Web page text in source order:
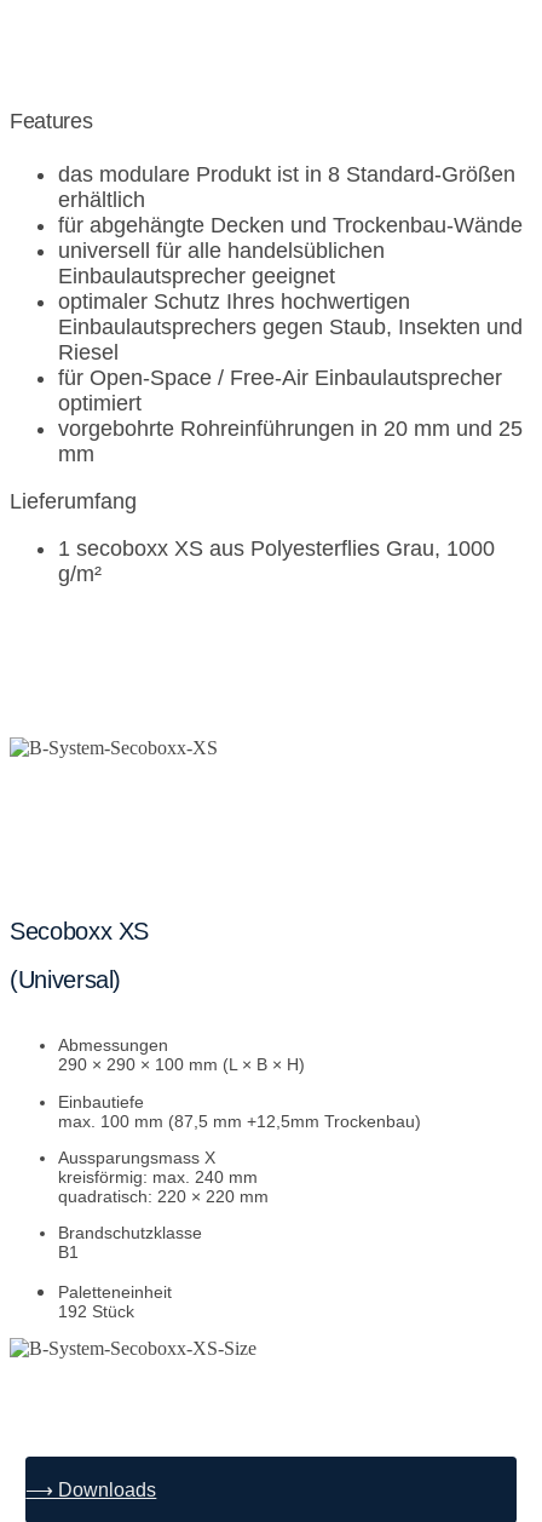
Features
das modulare Produkt ist in 8 Standard-Größen
erhältlich
für abgehängte Decken und Trockenbau-Wände
universell für alle handelsüblichen
Einbaulautsprecher geeignet
optimaler Schutz Ihres hochwertigen
Einbaulautsprechers gegen Staub, Insekten und
Riesel
für Open-Space / Free-Air Einbaulautsprecher
optimiert
vorgebohrte Rohreinführungen in 20 mm und 25
mm
Lieferumfang
1 secoboxx XS aus Polyesterflies Grau, 1000
g/m²
Secoboxx XS
(Universal)
Abmessungen
290 × 290 × 100 mm (L × B × H)
Einbautiefe
max. 100 mm (87,5 mm +12,5mm Trockenbau)
Aussparungsmass X
kreisförmig: max. 240 mm
quadratisch: 220 × 220 mm
Brandschutzklasse
B1
Paletteneinheit
192 Stück
⟶ Downloads